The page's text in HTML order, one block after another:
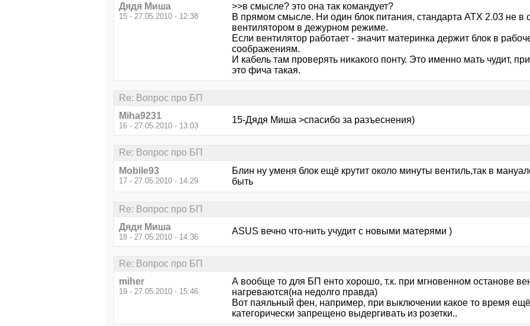
Дядя Миша
15 - 27.05.2010 - 12:38
>>в смысле? это она так командует?
В прямом смысле. Ни один блок питания, стандарта ATX 2.03 не в
вентилятором в дежурном режиме.
Если вентилятор работает - значит материнка держит блок в
соображениям.
И кабель там проверять никакого понту. Это именно мать чудит,
это фича такая.
Re: Вопрос про БП
Miha9231
16 - 27.05.2010 - 13:03
15-Дядя Миша >спасибо за разъеснения)
Re: Вопрос про БП
Mobile93
17 - 27.05.2010 - 14:29
Блин ну уменя блок ещё крутит около минуты вентиль,так в
быть
Re: Вопрос про БП
Дядя Миша
18 - 27.05.2010 - 14:36
ASUS вечно что-нить учудит с новыми матерями )
Re: Вопрос про БП
miher
19 - 27.05.2010 - 15:46
А вообще то для БП енто хорошо, т.к. при мгновенном останове
нагреваются(на недолго правда)
Вот паяльный фен, например, при выключении какое то время ещё
категорически запрещено выдергивать из розетки..